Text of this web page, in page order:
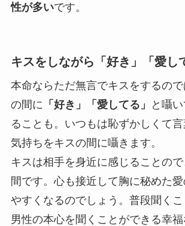
性が多いです。
キスをしながら「好き」「愛し
本命ならただ無言でキスをするの
の間に 「好き」「愛してる」
と囁
ることも。いつもは恥ずかしくて
気持ちをキスの間に囁きます。
キスは相手を身近に感じることの
間です。心も接近して胸に秘めた
やすくなるのでしょう。普段聞く
男性の本心を聞くことができる幸福